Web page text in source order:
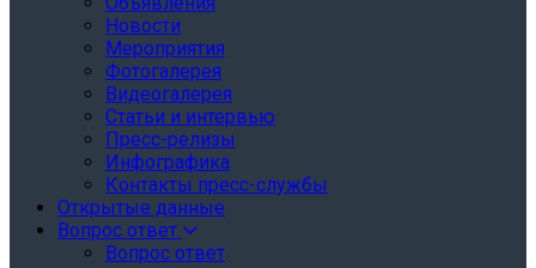
Новости
Мероприятия
Фотогалерея
Видеогалерея
Статьи и интервью
Пресс-релизы
Инфографика
Контакты пресс-службы
Открытые данные
Вопрос ответ
Вопрос ответ